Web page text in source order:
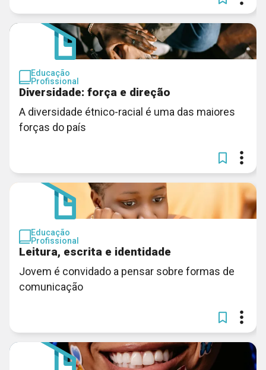
Educação
Profissional
Diversidade: força e direção
A diversidade étnico-racial é uma das maiores
forças do país
Educação
Profissional
Leitura, escrita e identidade
Jovem é convidado a pensar sobre formas de
comunicação